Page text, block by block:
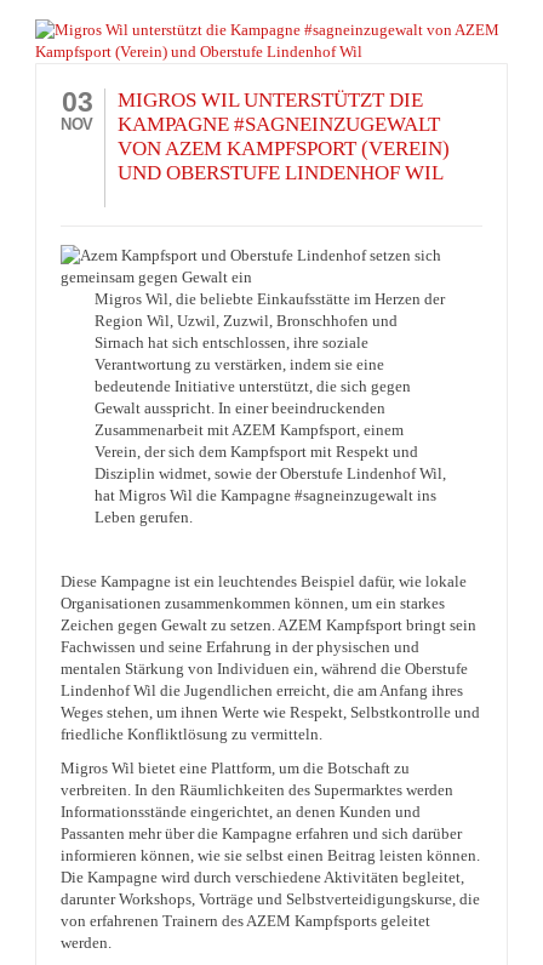
03
NOV
MIGROS WIL UNTERSTÜTZT DIE
KAMPAGNE #SAGNEINZUGEWALT
VON AZEM KAMPFSPORT (VEREIN)
UND OBERSTUFE LINDENHOF WIL
Migros Wil, die beliebte Einkaufsstätte im Herzen der
Region Wil, Uzwil, Zuzwil, Bronschhofen und
Sirnach hat sich entschlossen, ihre soziale
Verantwortung zu verstärken, indem sie eine
bedeutende Initiative unterstützt, die sich gegen
Gewalt ausspricht. In einer beeindruckenden
Zusammenarbeit mit AZEM Kampfsport, einem
Verein, der sich dem Kampfsport mit Respekt und
Disziplin widmet, sowie der Oberstufe Lindenhof Wil,
hat Migros Wil die Kampagne #sagneinzugewalt ins
Leben gerufen.
Diese Kampagne ist ein leuchtendes Beispiel dafür, wie lokale
Organisationen zusammenkommen können, um ein starkes
Zeichen gegen Gewalt zu setzen. AZEM Kampfsport bringt sein
Fachwissen und seine Erfahrung in der physischen und
mentalen Stärkung von Individuen ein, während die Oberstufe
Lindenhof Wil die Jugendlichen erreicht, die am Anfang ihres
Weges stehen, um ihnen Werte wie Respekt, Selbstkontrolle und
friedliche Konfliktlösung zu vermitteln.
Migros Wil bietet eine Plattform, um die Botschaft zu
verbreiten. In den Räumlichkeiten des Supermarktes werden
Informationsstände eingerichtet, an denen Kunden und
Passanten mehr über die Kampagne erfahren und sich darüber
informieren können, wie sie selbst einen Beitrag leisten können.
Die Kampagne wird durch verschiedene Aktivitäten begleitet,
darunter Workshops, Vorträge und Selbstverteidigungskurse, die
von erfahrenen Trainern des AZEM Kampfsports geleitet
werden.